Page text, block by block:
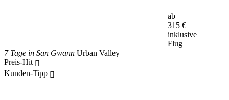
ab
315 €
inklusive
Flug
7 Tage in San Gwann Urban Valley
Preis-Hit
Kunden-Tipp